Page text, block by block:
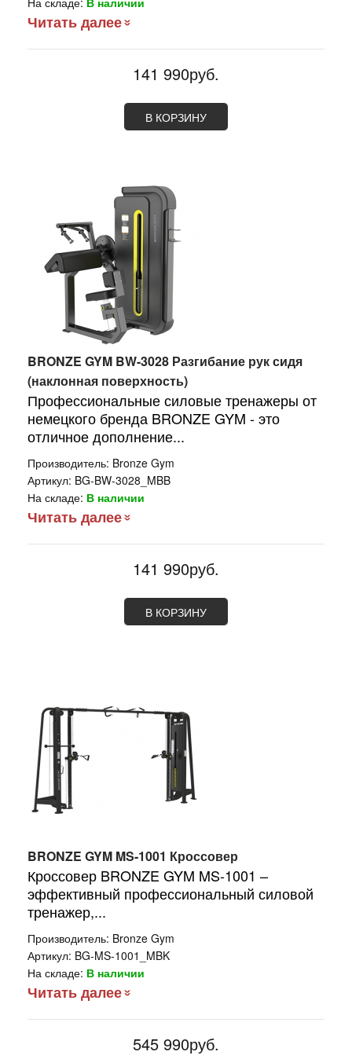
Читать далее
141 990руб.
В КОРЗИНУ
BRONZE GYM BW-3028 Разгибание рук сидя
(наклонная поверхность)
Профессиональные силовые тренажеры от
немецкого бренда BRONZE GYM - это
отличное дополнение...
Производитель: Bronze Gym
Артикул: BG-BW-3028_MBB
На складе: В наличии
Читать далее
141 990руб.
В КОРЗИНУ
BRONZE GYM MS-1001 Кроссовер
Кроссовер BRONZE GYM MS-1001 –
эффективный профессиональный силовой
тренажер,...
Производитель: Bronze Gym
Артикул: BG-MS-1001_MBK
На складе: В наличии
Читать далее
545 990руб.